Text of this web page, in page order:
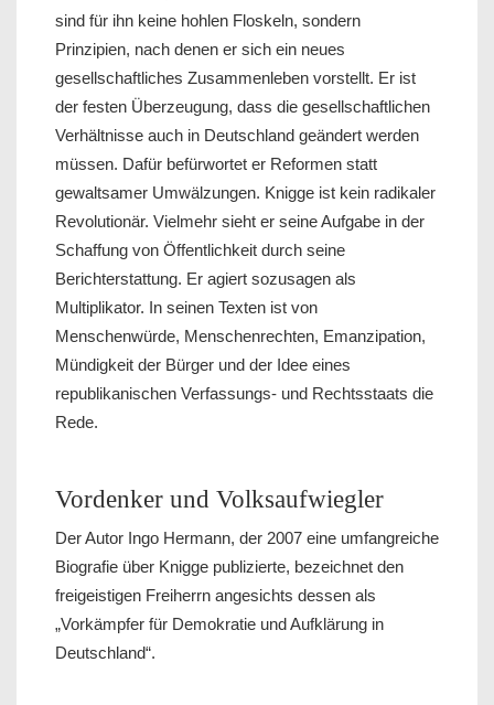
sind für ihn keine hohlen Floskeln, sondern
Prinzipien, nach denen er sich ein neues
gesellschaftliches Zusammenleben vorstellt. Er ist
der festen Überzeugung, dass die gesellschaftlichen
Verhältnisse auch in Deutschland geändert werden
müssen. Dafür befürwortet er Reformen statt
gewaltsamer Umwälzungen. Knigge ist kein radikaler
Revolutionär. Vielmehr sieht er seine Aufgabe in der
Schaffung von Öffentlichkeit durch seine
Berichterstattung. Er agiert sozusagen als
Multiplikator. In seinen Texten ist von
Menschenwürde, Menschenrechten, Emanzipation,
Mündigkeit der Bürger und der Idee eines
republikanischen Verfassungs- und Rechtsstaats die
Rede.
Vordenker und Volksaufwiegler
Der Autor Ingo Hermann, der 2007 eine umfangreiche
Biografie über Knigge publizierte, bezeichnet den
freigeistigen Freiherrn angesichts dessen als
„Vorkämpfer für Demokratie und Aufklärung in
Deutschland“.